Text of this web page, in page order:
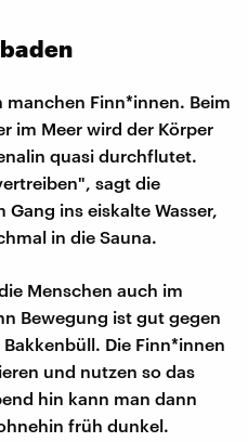
Finn*innen. Beim
im Meer wird der Körper
quasi durchflutet.
sagt die
ins eiskalte Wasser,
in die Sauna.
Menschen auch im
Bewegung ist gut gegen
Die Finn*innen
und nutzen so das
hin kann man dann
früh dunkel.